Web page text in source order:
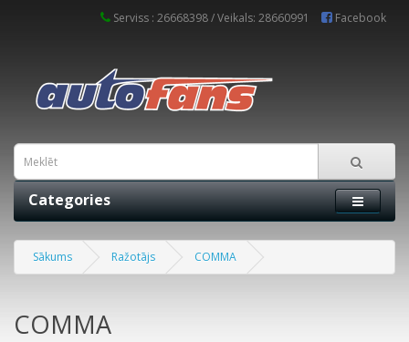
Serviss : 26668398 / Veikals: 28660991 Facebook
Categories
Sākums Ražotājs COMMA
COMMA